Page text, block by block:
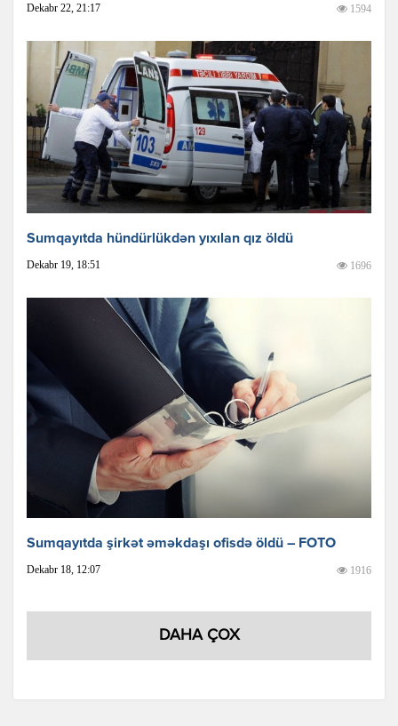
Dekabr 22, 21:17 1594
Sumqayıtda hündürlükdən yıxılan qız öldü
Dekabr 19, 18:51 1696
Sumqayıtda şirkət əməkdaşı ofisdə öldü – FOTO
Dekabr 18, 12:07 1916
DAHA ÇOX